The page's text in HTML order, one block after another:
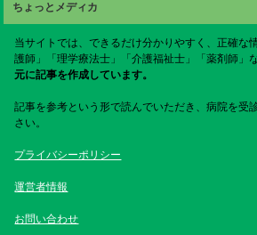
ちょっとメディカ
当サイトでは、できるだけ分かりやすく、正確な
護師」「理学療法士」「介護福祉士」「薬剤師」
元に記事を作成しています。
記事を参考という形で読んでいただき、病院を受
さい。
プライバシーポリシー
運営者情報
お問い合わせ